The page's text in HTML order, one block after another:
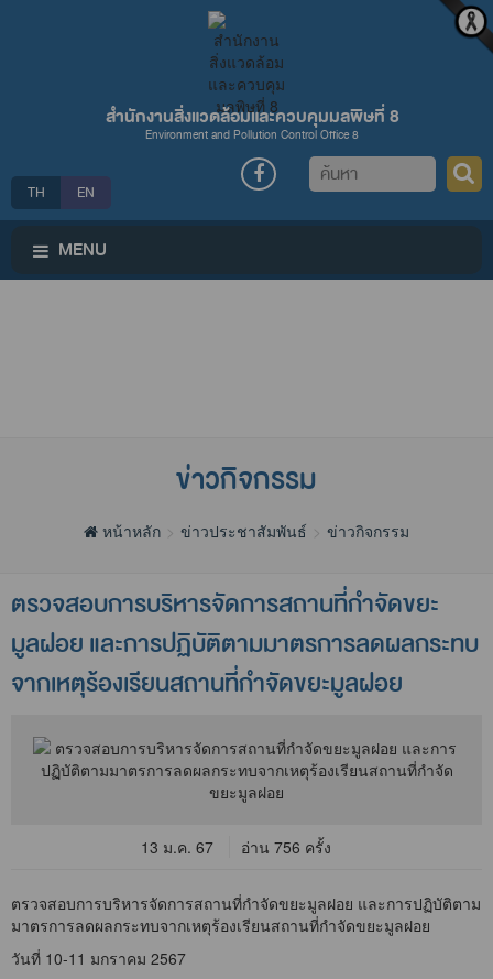
สำนักงานสิ่งแวดล้อมและควบคุมมลพิษที่ 8
Environment and Pollution Control Office 8
TH EN
ค้นหา
MENU
ข่าวกิจกรรม
หน้าหลัก ข่าวประชาสัมพันธ์ ข่าวกิจกรรม
ตรวจสอบการบริหารจัดการสถานที่กำจัดขยะ
มูลฝอย และการปฏิบัติตามมาตรการลดผลกระทบ
จากเหตุร้องเรียนสถานที่กำจัดขยะมูลฝอย
13 ม.ค. 67 อ่าน 756 ครั้ง
ตรวจสอบการบริหารจัดการสถานที่กำจัดขยะมูลฝอย และการปฏิบัติตาม
มาตรการลดผลกระทบจากเหตุร้องเรียนสถานที่กำจัดขยะมูลฝอย
วันที่ 10-11 มกราคม 2567